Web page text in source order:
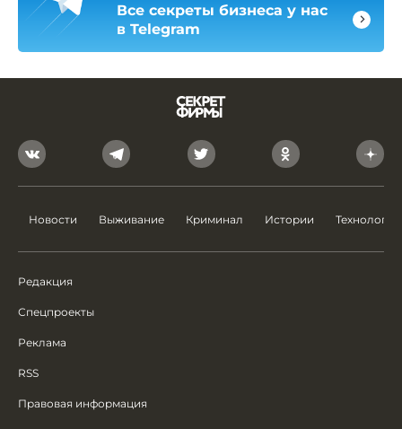
Все секреты бизнеса у нас
в Telegram
Новости Выживание Криминал Истории Технологии
Редакция
Спецпроекты
Реклама
RSS
Правовая информация